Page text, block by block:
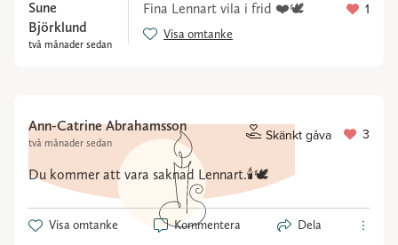
Sune
Björklund
två månader sedan
Fina Lennart vila i frid ❤️🕊
Visa omtanke
1
Ann-Catrine Abrahamsson
två månader sedan Skänkt gåva 3
Du kommer att vara saknad Lennart.🕯️🕊️
Visa omtanke Kommentera Dela